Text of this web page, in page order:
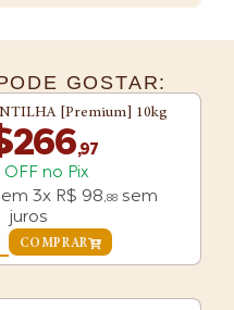
GOSTAR:
[Premium] 10kg
266,97
OFF no Pix
em3x R$ 98 ,88 sem
juros
COMPRAR